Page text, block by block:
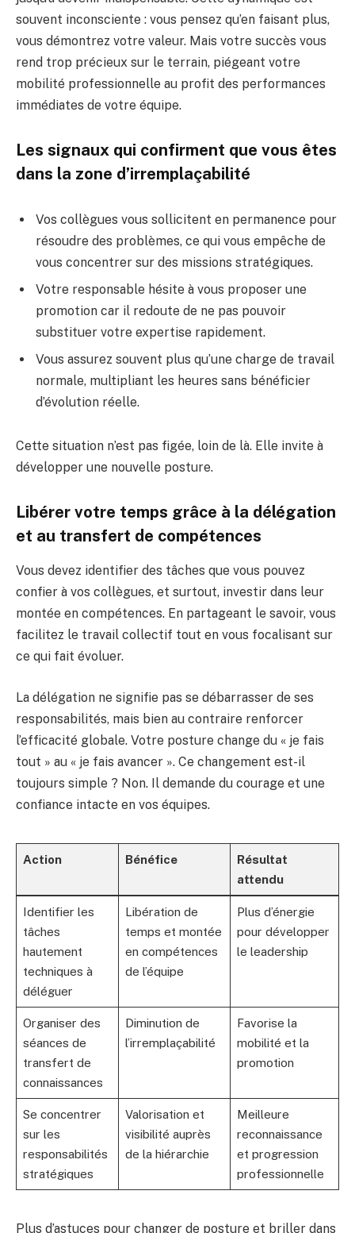
souvent inconsciente : vous pensez qu’en faisant plus,
vous démontrez votre valeur. Mais votre succès vous
rend trop précieux sur le terrain, piégeant votre
mobilité professionnelle au profit des performances
immédiates de votre équipe.
Les signaux qui confirment que vous êtes
dans la zone d’irremplaçabilité
Vos collègues vous sollicitent en permanence pour
résoudre des problèmes, ce qui vous empêche de
vous concentrer sur des missions stratégiques.
Votre responsable hésite à vous proposer une
promotion car il redoute de ne pas pouvoir
substituer votre expertise rapidement.
Vous assurez souvent plus qu’une charge de travail
normale, multipliant les heures sans bénéficier
d’évolution réelle.
Cette situation n’est pas figée, loin de là. Elle invite à
développer une nouvelle posture.
Libérer votre temps grâce à la délégation
et au transfert de compétences
Vous devez identifier des tâches que vous pouvez
confier à vos collègues, et surtout, investir dans leur
montée en compétences. En partageant le savoir, vous
facilitez le travail collectif tout en vous focalisant sur
ce qui fait évoluer.
La délégation ne signifie pas se débarrasser de ses
responsabilités, mais bien au contraire renforcer
l’efficacité globale. Votre posture change du « je fais
tout » au « je fais avancer ». Ce changement est-il
toujours simple ? Non. Il demande du courage et une
confiance intacte en vos équipes.
Action Bénéfice
Résultat
attendu
Identifier les
tâches
hautement
techniques à
déléguer
Libération de
temps et montée
en compétences
de l’équipe
Plus d’énergie
pour développer
le leadership
Organiser des
séances de
transfert de
connaissances
Diminution de
l’irremplaçabilité
Favorise la
mobilité et la
promotion
Se concentrer
sur les
responsabilités
stratégiques
Valorisation et
visibilité auprès
de la hiérarchie
Meilleure
reconnaissance
et progression
professionnelle
Plus d’astuces pour changer de posture et briller dans